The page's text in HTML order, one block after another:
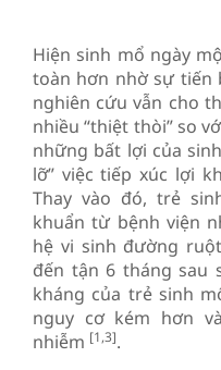
Hiện sinh mổ ngày
toàn hơn nhờ sự tiến
nghiên cứu vẫn cho
nhiều “thiệt thòi” so
những bất lợi của
lỡ” việc tiếp xúc lợi
Thay vào đó, trẻ
khuẩn từ bệnh viện
hệ vi sinh đường
đến tận 6 tháng sau
kháng của trẻ sinh
nguy cơ kém hơn
nhiễm [1,3].